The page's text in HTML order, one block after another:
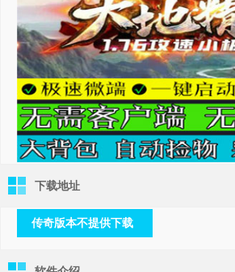
下载地址
传奇版本不提供下载